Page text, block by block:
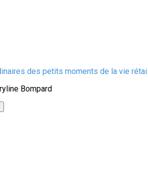
des petits moments de la vie
Bompard